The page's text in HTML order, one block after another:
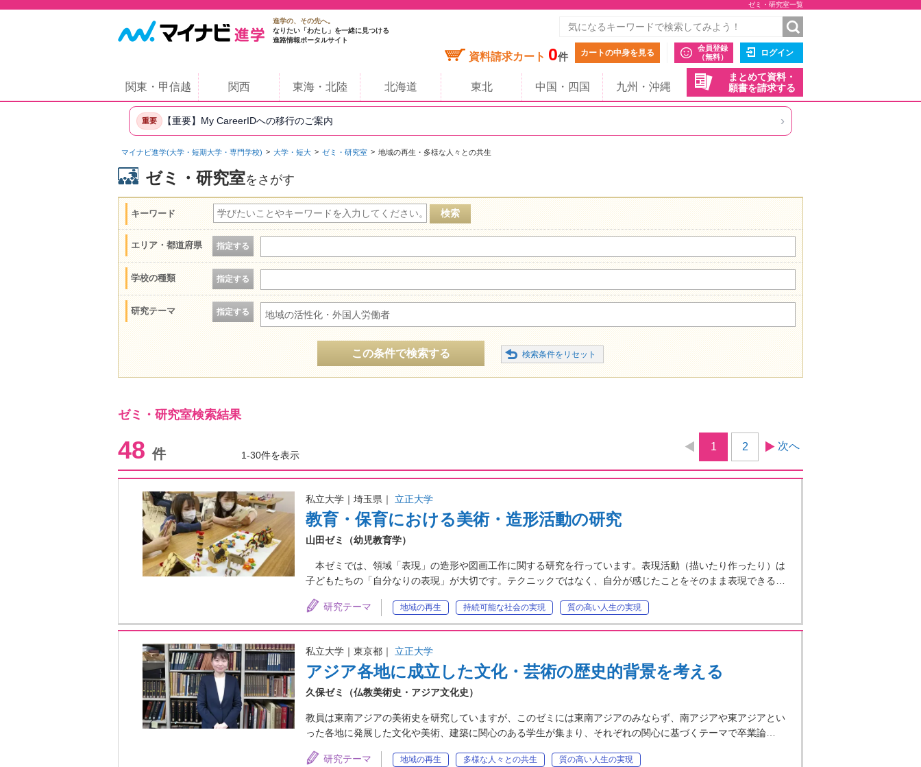
ゼミ・研究室一覧
進学の、その先へ。
なりたい「わたし」を一緒に見つける
進路情報ポータルサイト
資料請求カート 0件 カートの中身を見る
会員登録
（無料）
ログイン
まとめて資料・
願書を請求する
関東・甲信越 関西 東海・北陸 北海道 東北 中国・四国 九州・沖縄
重要 【重要】My CareerIDへの移行のご案内 ›
マイナビ進学(大学・短期大学・専門学校) 大学・短大 ゼミ・研究室 地域の再生・多様な人々との共生
ゼミ・研究室をさがす
キーワード
エリア・都道府県 指定する
学校の種類 指定する
研究テーマ 指定する 地域の活性化・外国人労働者
この条件で検索する
ゼミ・研究室検索結果
48 件 1-30件を表示
1 2 次へ
私立大学｜埼玉県｜ 立正大学
教育・保育における美術・造形活動の研究
山田ゼミ（幼児教育学）
本ゼミでは、領域「表現」の造形や図画工作に関する研究を行っています。表現活動（描いたり作ったり）は
子どもたちの「自分なりの表現」が大切です。テクニックではなく、自分が感じたことをそのまま表現できる…
研究テーマ 地域の再生 持続可能な社会の実現 質の高い人生の実現
私立大学｜東京都｜ 立正大学
アジア各地に成立した文化・芸術の歴史的背景を考える
久保ゼミ（仏教美術史・アジア文化史）
教員は東南アジアの美術史を研究していますが、このゼミには東南アジアのみならず、南アジアや東アジアとい
った各地に発展した文化や美術、建築に関心のある学生が集まり、それぞれの関心に基づくテーマで卒業論…
研究テーマ 地域の再生 多様な人々との共生 質の高い人生の実現